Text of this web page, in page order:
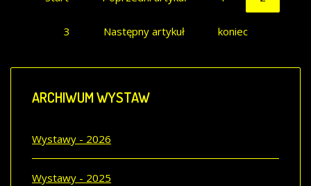
3 Następny artykuł koniec
ARCHIWUMWYSTAW
Wystawy - 2026
Wystawy - 2025